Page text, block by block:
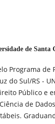
de Santa
Programa de
do Sul/RS -
Público e
de